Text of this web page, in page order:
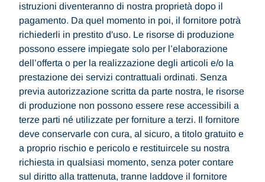
istruzioni diventeranno di nostra proprietà dopo il
pagamento. Da quel momento in poi, il fornitore potrà
richiederli in prestito d'uso. Le risorse di produzione
possono essere impiegate solo per l’elaborazione
dell’offerta o per la realizzazione degli articoli e/o la
prestazione dei servizi contrattuali ordinati. Senza
previa autorizzazione scritta da parte nostra, le risorse
di produzione non possono essere rese accessibili a
terze parti né utilizzate per forniture a terzi. Il fornitore
deve conservarle con cura, al sicuro, a titolo gratuito e
a proprio rischio e pericolo e restituircele su nostra
richiesta in qualsiasi momento, senza poter contare
sul diritto alla trattenuta, tranne laddove il fornitore